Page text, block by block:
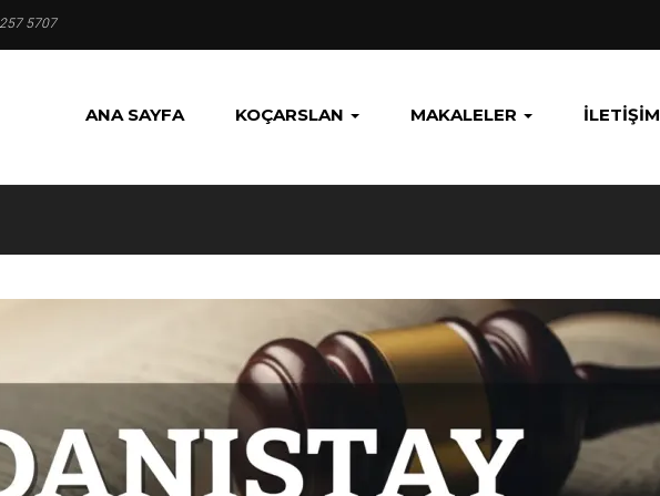
5707
ANA SAYFA KOÇARSLAN MAKALELER İLETIŞIM